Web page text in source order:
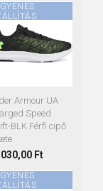
Armour UA
Speed
BLK Férfi cipő
Ft
42 43
44
45
46 47
44 45